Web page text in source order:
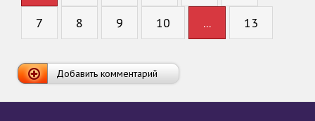
7 8 9 10 ... 13
Добавить комментарий